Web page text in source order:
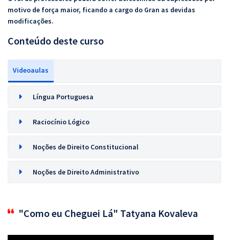
motivo de força maior, ficando a cargo do Gran as devidas
modificações.
Conteúdo deste curso
Videoaulas
Língua Portuguesa
Raciocínio Lógico
Noções de Direito Constitucional
Noções de Direito Administrativo
"Como eu Cheguei Lá" Tatyana Kovaleva